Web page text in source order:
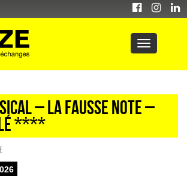
– LA FAUSSE NOTE –
****